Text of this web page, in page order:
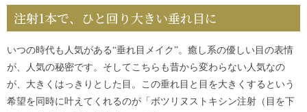
注射1本で、ひと回り大きい垂れ目に
いつの時代も人気がある“垂れ目メイク”。癒し系の優しい目の表情
が、人気の秘密です。そしてこちらも昔から変わらない人気なの
が、大きくはっきりとした目。この垂れ目と目を大きくするという
希望を同時に叶えてくれるのが「ボツリヌストキシン注射（目を下